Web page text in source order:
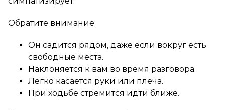
Обратите внимание:
Он садится рядом, даже если вокруг есть
свободные места.
Наклоняется к вам во время разговора.
Легко касается руки или плеча.
При ходьбе стремится идти ближе.